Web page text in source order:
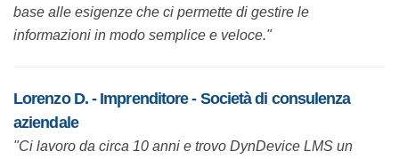
base alle esigenze che ci permette di gestire le informazioni
in modo semplice e veloce."
Lorenzo D. - Imprenditore - Società di consulenza
aziendale
"Ci lavoro da circa 10 anni e trovo DynDevice LMS un